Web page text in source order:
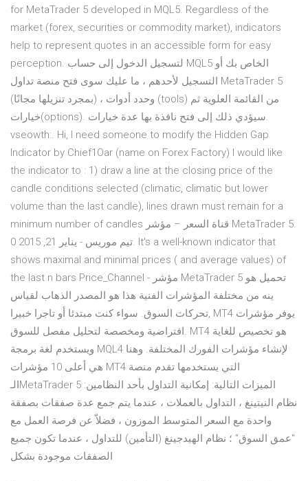
for MetaTrader 5 developed in MQL5. Regardless of the
market (forex, securities or commodity market), indicators
help to represent quotes in an accessible form for easy
perception. لتسجيل الدخول إلى حساب MQL5 الخاص بك أو
التسجيل لأحدهم ، ما عليك سوى فتح منصة تداول MetaTrader 5
(بمجرد تنزيلها مجانًا) ، وحدد أدوات (tools) من القائمة العلوية ثم
خيارات(options). سيؤدي ذلك إلى فتح نافذة بها عدة خيارات.
vseowth:. Hi, I need someone to modify the Hidden Gap
Indicator by Chief1Oar (name on Forex Factory) I would like
the indicator to : 1) draw a line at the closing price of the
candle conditions selected (climatic, climatic but lower
volume than the last candle), lines drawn must remain for a
minimum number of candles قناة السعر – مؤشر MetaTrader 5.
تيم موريس - يناير 21, 2015 0. It's a well-known indicator that
shows maximal and minimal prices ( and average values) of
the last n bars Price_Channel - مؤشر MetaTrader 5 تحميل هو
ينه من مختلفة المؤشرات الفنية هذا هو المصدر الذهاب لقياس
تحركات السوق. سواء كنت مبتدئا أو تاجرا خبيرا, MT4 يوفر مؤشرات
افتراضية ومخصصة لتحليل مفصل للسوق. MT4 هو تخصيص للغاية
ويستخدم لغة برمجة MQL4 لإنشاء مؤشرات الفورك المختلفة. وهنا
هي أعلى 10 مؤشرات MT4 التي يستخدمها تقدم منصة
الـMetaTrader 5 الميزات التالية: إمكانية التداول بأحد النظامين:
نظام النيتينغ ، التداول بالعملات ، عندما يتم جمع عدة صفقات بصفقة
واحدة مع السعر المتوسط الموزون ، فضلاّ عن فرصة العمل مع
"عمق السوق" ؛ نظام الهيدجينغ (التأمين) للتداول ، عندما تكون جميع
الصفقات موجودة بشكل